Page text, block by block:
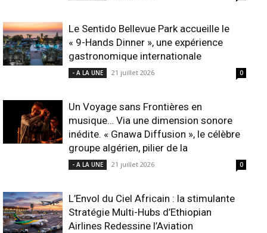
Le Sentido Bellevue Park accueille le
« 9-Hands Dinner », une expérience
gastronomique internationale
- A LA UNE 21 juillet 2026 0
Un Voyage sans Frontières en
musique… Via une dimension sonore
inédite. « Gnawa Diffusion », le célèbre
groupe algérien, pilier de la
- A LA UNE 21 juillet 2026 0
L’Envol du Ciel Africain : la stimulante
Stratégie Multi-Hubs d’Ethiopian
Airlines Redessine l’Aviation